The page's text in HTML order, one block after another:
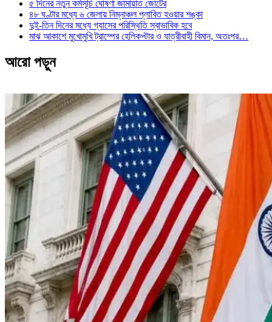
৫ দিনের নতুন কর্মসূচি ঘোষণা জামায়াত জোটের
৪৮ ঘণ্টার মধ্যে ৬ জেলায় নিম্নাঞ্চল প্লাবিত হওয়ার শঙ্কা
দুই-তিন দিনের মধ্যে গ্যাসের পরিস্থিতি স্বাভাবিক হবে
মাঝ আকাশে মুখোমুখি ট্রাম্পের হেলিকপ্টার ও যাত্রীবাহী বিমান, অতঃপর…
আরো পড়ুন